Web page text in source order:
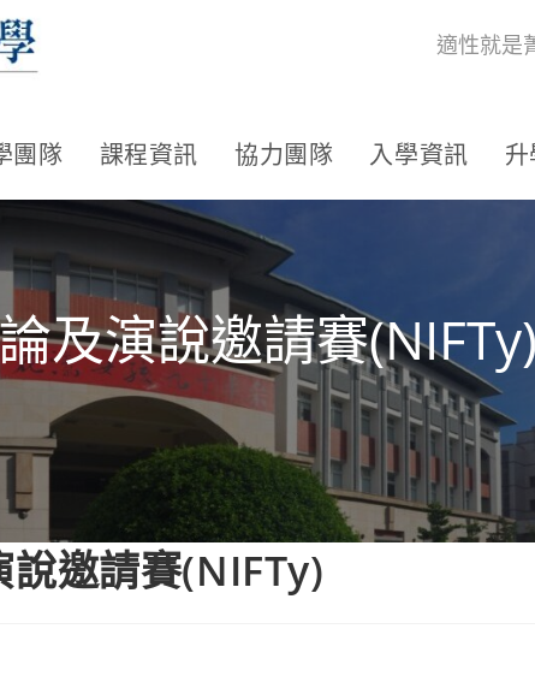
適性就是
團隊 課程資訊 協力團隊 入學資訊
及演說邀請賽(NIFTy)
邀請賽(NIFTy)